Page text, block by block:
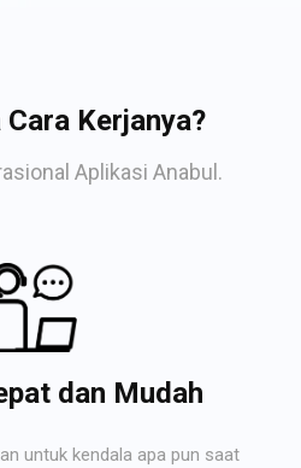
Cara Kerjanya?
Aplikasi Anabul.
dan Mudah
untuk kendala apa pun saat